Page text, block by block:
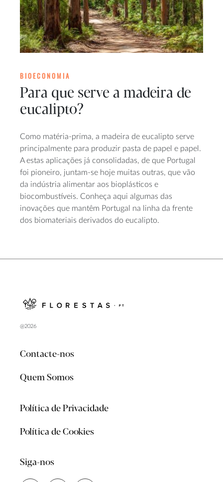
BIOECONOMIA
Para que serve a madeira de
eucalipto?
Como matéria-prima, a madeira de eucalipto serve
principalmente para produzir pasta de papel e papel.
A estas aplicações já consolidadas, de que Portugal
foi pioneiro, juntam-se hoje muitas outras, que vão
da indústria alimentar aos bioplásticos e
biocombustíveis. Conheça aqui algumas das
inovações que mantêm Portugal na linha da frente
dos biomateriais derivados do eucalipto.
@2026
Contacte-nos
Quem Somos
Política de Privacidade
Política de Cookies
Siga-nos